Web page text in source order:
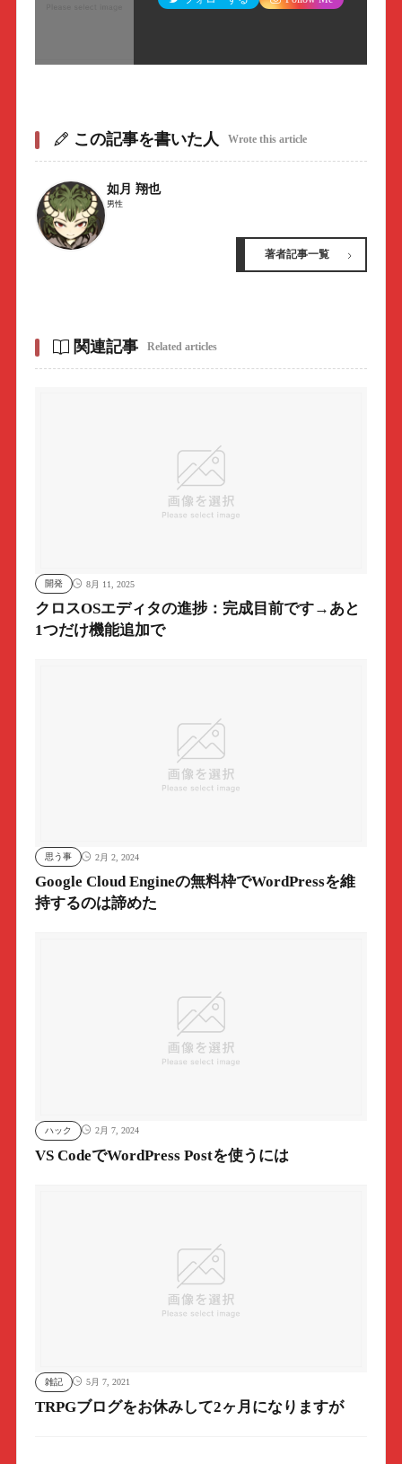
この記事を書いた人 Wrote this article
如月 翔也
男性
著者記事一覧
関連記事 Related articles
開発 8月 11, 2025
クロスOSエディタの進捗：完成目前です→あと
1つだけ機能追加で
思う事 2月 2, 2024
Google Cloud Engineの無料枠でWordPressを維
持するのは諦めた
ハック 2月 7, 2024
VS CodeでWordPress Postを使うには
雑記 5月 7, 2021
TRPGブログをお休みして2ヶ月になりますが